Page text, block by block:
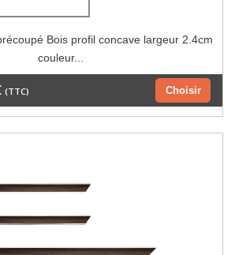
Bois profil concave largeur 2.4cm
couleur...
Choisir
(TTC)